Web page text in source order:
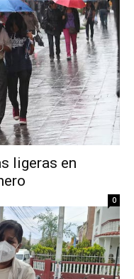
ligeras en
0